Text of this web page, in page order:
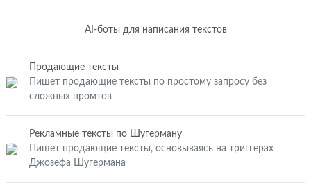
AI-боты для написания текстов
Продающие тексты
Пишет продающие тексты по простому запросу без
сложных промтов
Рекламные тексты по Шугерману
Пишет продающие тексты, основываясь на триггерах
Джозефа Шугермана